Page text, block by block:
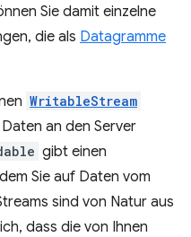
Sie damit einzelne
die als Datagramme
WritableStream
an den Server
gibt einen
Sie auf Daten vom
sind von Natur aus
dass die von Ihnen